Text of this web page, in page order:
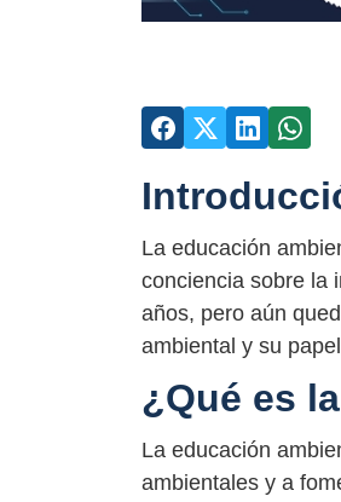
La educación
conciencia sobre la
años, pero aún
ambiental y su
¿Qué es
La educación
ambientales y a